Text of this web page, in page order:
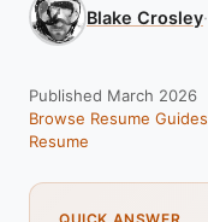
Blake Crosley·
Published March 2026
Browse Resume Guides
Resume